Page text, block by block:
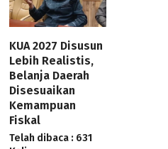
KUA 2027 Disusun
Lebih Realistis,
Belanja Daerah
Disesuaikan
Kemampuan
Fiskal
Telah dibaca : 631